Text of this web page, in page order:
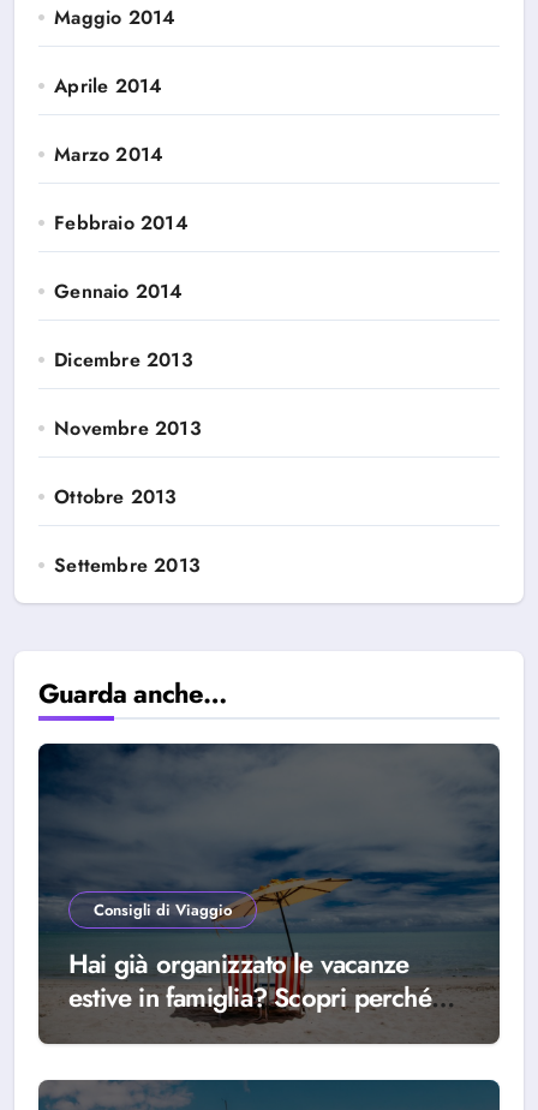
Maggio 2014
Aprile 2014
Marzo 2014
Febbraio 2014
Gennaio 2014
Dicembre 2013
Novembre 2013
Ottobre 2013
Settembre 2013
Guarda anche…
Consigli di Viaggio
Hai già organizzato le vacanze
estive in famiglia? Scopri perché
scegliere Alba Adriatica